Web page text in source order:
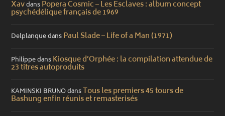
XavdansPopera Cosmic – Les Esclaves : album concept
psychédélique français de 1969
DelplanquedansPaul Slade – Life of a Man (1971)
PhilippedansKiosque d’Orphée : la compilation attendue de
23 titres autoproduits
KAMINSKI BRUNOdansTous les premiers 45 tours de
Bashung enfin réunis et remasterisés